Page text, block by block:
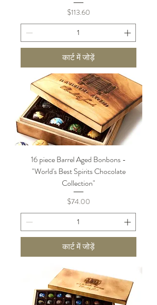
मूल्य
$113.60
कार्ट में जोड़ें
16 piece Barrel Aged Bonbons -
"World's Best Spirits Chocolate
Collection"
मूल्य
$74.00
कार्ट में जोड़ें